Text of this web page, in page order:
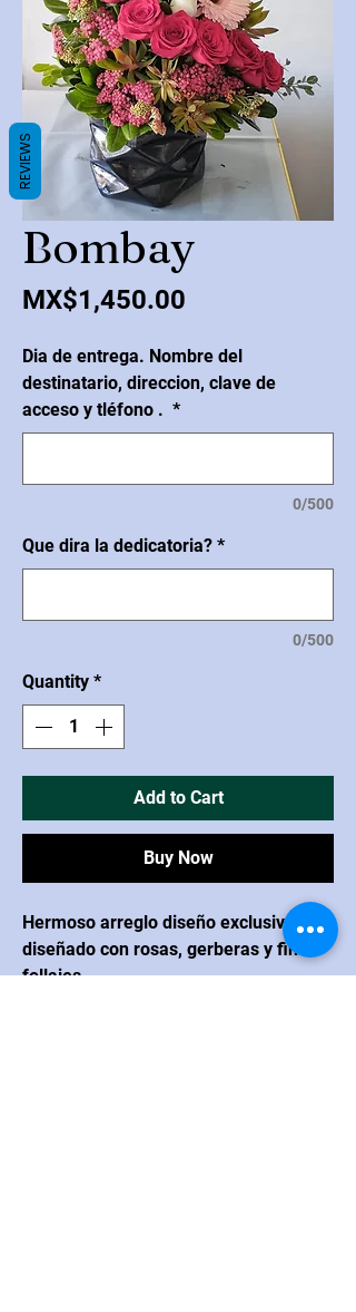
Bombay
MX$1,450.00
Dia de entrega. Nombre del
destinatario, direccion, clave de
acceso y tléfono . *
0/500
Que dira la dedicatoria? *
0/500
Quantity *
Add to Cart
Buy Now
Hermoso arreglo diseño exclusivo,
diseñado con rosas, gerberas y finos
follajes.
REVIEWS